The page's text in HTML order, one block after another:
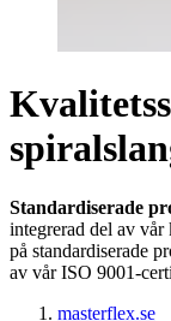
Standardiserade
integrerad del av
på standardiserade
av vår ISO 9001-
masterflex.se